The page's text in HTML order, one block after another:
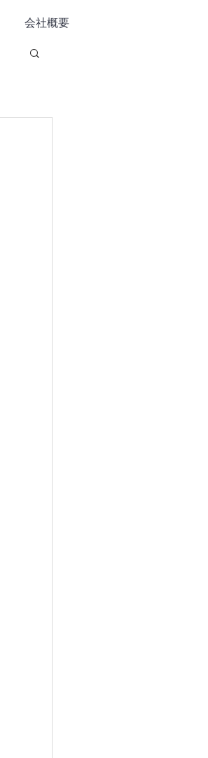
会社概要